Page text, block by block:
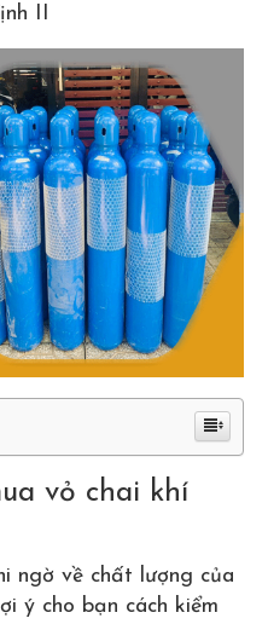
II
vỏ chai khí
ngờ về chất lượng của
ý cho bạn cách kiểm